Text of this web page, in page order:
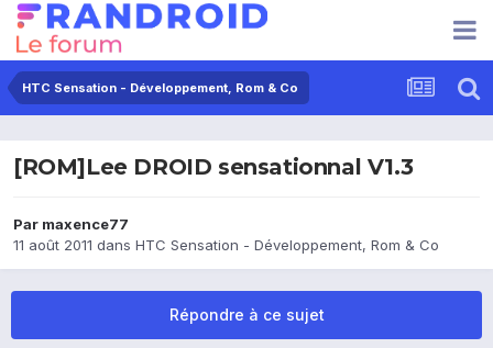
HTC Sensation - Développement, Rom & Co
[ROM]Lee DROID sensationnal V1.3
Par maxence77
11 août 2011 dans HTC Sensation - Développement, Rom & Co
Répondre à ce sujet